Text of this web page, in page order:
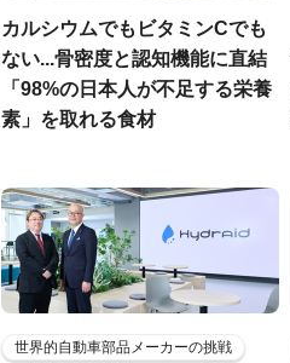
カルシウムでもビタミンCでも
ない...骨密度と認知機能に直結
「98%の日本人が不足する栄養
素」を取れる食材
世界的自動車部品メーカーの挑戦